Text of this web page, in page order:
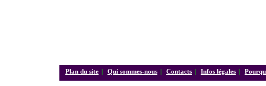
Plan du site | Qui sommes-nous | Contacts | Infos légales |